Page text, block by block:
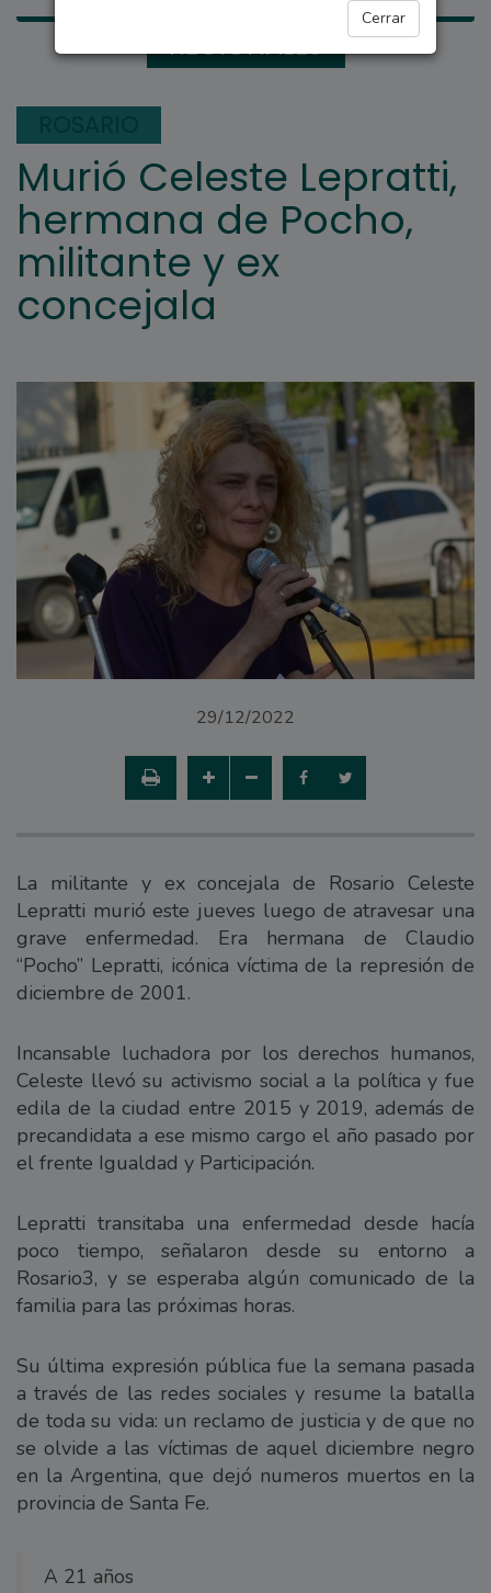
Cerrar
REGIONALES
Murió Celeste Lepratti,
hermana de Pocho,
militante y ex
concejala
29/12/2022
La militante y ex concejala de Rosario Celeste
Lepratti murió este jueves luego de atravesar una
grave enfermedad. Era hermana de Claudio
“Pocho” Lepratti, icónica víctima de la represión de
diciembre de 2001.
Incansable luchadora por los derechos humanos,
Celeste llevó su activismo social a la política y fue
edila de la ciudad entre 2015 y 2019, además de
precandidata a ese mismo cargo el año pasado por
el frente Igualdad y Participación.
Lepratti transitaba una enfermedad desde hacía
poco tiempo, señalaron desde su entorno a
Rosario3, y se esperaba algún comunicado de la
familia para las próximas horas.
Su última expresión pública fue la semana pasada
a través de las redes sociales y resume la batalla
de toda su vida: un reclamo de justicia y de que no
se olvide a las víctimas de aquel diciembre negro
en la Argentina, que dejó numeros muertos en la
provincia de Santa Fe.
A 21 años